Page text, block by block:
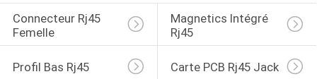
Connecteur Rj45
Femelle
Magnetics Intégré
Rj45
Profil Bas Rj45 Carte PCB Rj45 Jack